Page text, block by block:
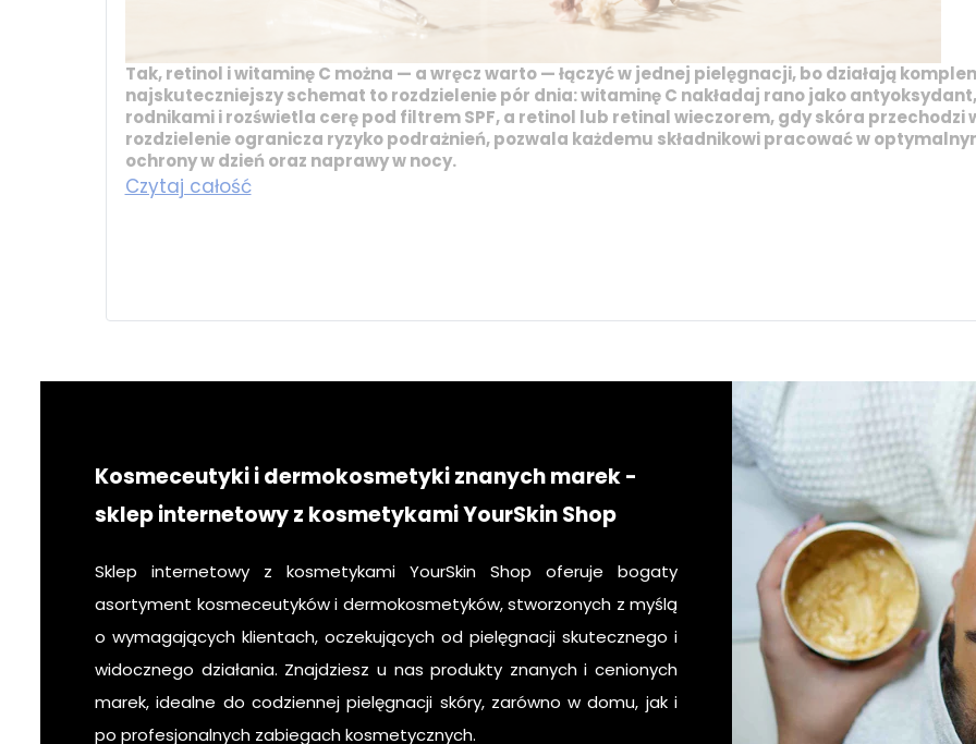
Tak, retinol i witaminę C można — a wręcz warto — łączyć w jednej pielęgnacji, bo działają
najskuteczniejszy schemat to rozdzielenie pór dnia:witaminę C nakładaj rano jako
rodnikami i rozświetla cerę pod filtrem SPF, a retinol lub retinalwieczorem, gdy skóra przechodzi
rozdzielenie ogranicza ryzyko podrażnień, pozwala każdemu składnikowi pracować w
ochrony w dzień oraz naprawy w nocy.
Czytaj całość
Kosmeceutyki i dermokosmetyki znanych marek -
sklep internetowy z kosmetykami YourSkin Shop
Sklep internetowy z kosmetykami YourSkin Shop oferuje bogaty
asortyment kosmeceutyków i dermokosmetyków, stworzonych z myślą
o wymagających klientach, oczekujących od pielęgnacji skutecznego i
widocznego działania. Znajdziesz u nas produkty znanych i cenionych
marek, idealne do codziennej pielęgnacji skóry, zarówno w domu, jak i
po profesjonalnych zabiegach kosmetycznych.